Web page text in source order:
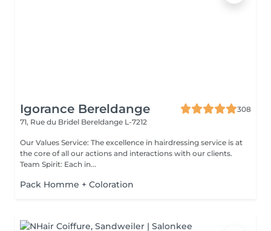
Igorance Bereldange
308
71, Rue du Bridel Bereldange L-7212
Our Values Service: The excellence in hairdressing service is at
the core of all our actions and interactions with our clients.
Team Spirit: Each in...
Pack Homme + Coloration